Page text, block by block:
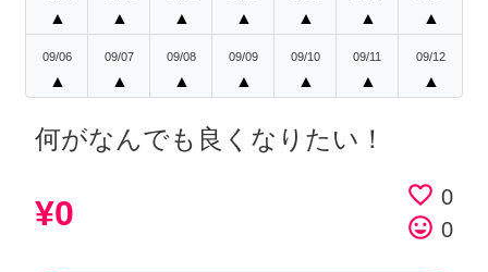
▲ ▲ ▲ ▲ ▲ ▲ ▲
09/06
▲
09/07
▲
09/08
▲
09/09
▲
09/10
▲
09/11
▲
09/12
▲
何がなんでも良くなりたい！
¥0 favorite_border 0
tag_faces 0